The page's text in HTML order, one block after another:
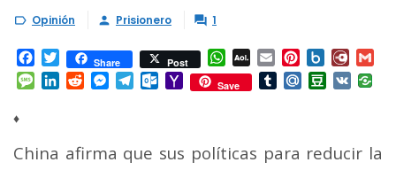
 Opinión  Prisionero  1
Facebook
TwitterShare Post WhatsApp
AOL
Mail
Email Pinterest
Box.net
Message
LinkedInRedditMessenger
TelegramOutlook.com
YahooSave TumblrMail.RuDouban
VK
♦
China afirma que sus políticas para reducir la